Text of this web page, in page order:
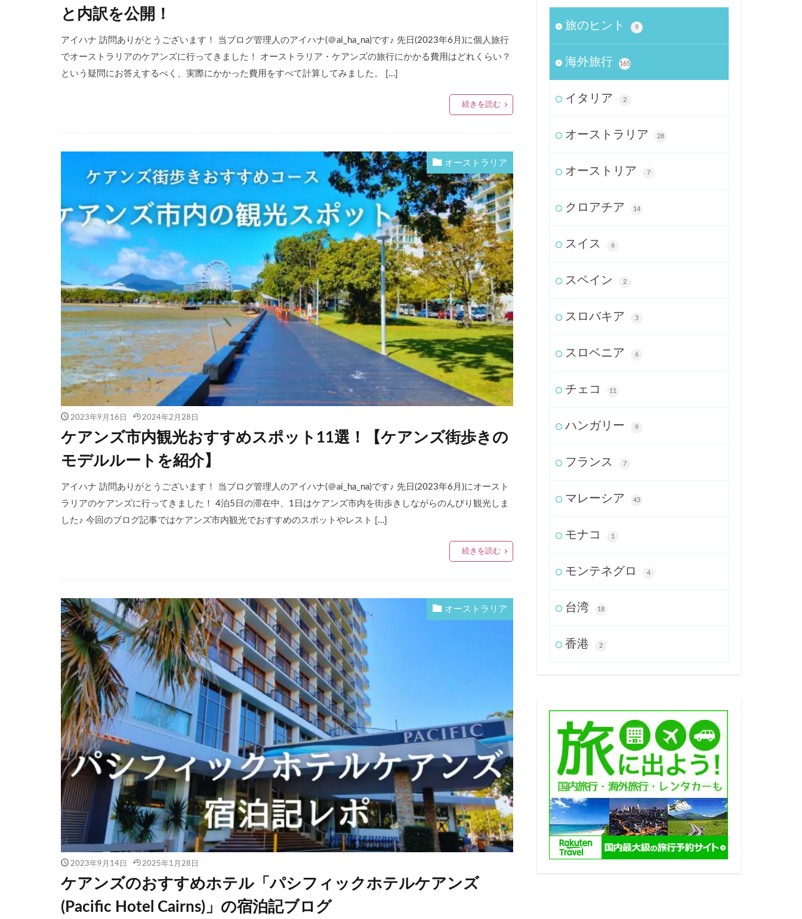
と内訳を公開！
アイハナ 訪問ありがとうございます！ 当ブログ管理人のアイハナ(＠ai_ha_na)です♪ 先日(2023年6月)に個人旅行
でオーストラリアのケアンズに行ってきました！ オーストラリア・ケアンズの旅行にかかる費用はどれくらい？
という疑問にお答えするべく、実際にかかった費用をすべて計算してみました。 […]
続きを読む
オーストラリア
2023年9月16日 2024年2月28日
ケアンズ市内観光おすすめスポット11選！【ケアンズ街歩きの
モデルルートを紹介】
アイハナ 訪問ありがとうございます！ 当ブログ管理人のアイハナ(＠ai_ha_na)です♪ 先日(2023年6月)にオースト
ラリアのケアンズに行ってきました！ 4泊5日の滞在中、1日はケアンズ市内を街歩きしながらのんびり観光しま
した♪ 今回のブログ記事ではケアンズ市内観光でおすすめのスポットやレスト […]
続きを読む
オーストラリア
2023年9月14日 2025年1月28日
ケアンズのおすすめホテル「パシフィックホテルケアンズ
(Pacific Hotel Cairns)」の宿泊記ブログ
旅のヒント 9
海外旅行 165
イタリア 2
オーストラリア 28
オーストリア 7
クロアチア 14
スイス 6
スペイン 2
スロバキア 3
スロベニア 6
チェコ 11
ハンガリー 9
フランス 7
マレーシア 43
モナコ 1
モンテネグロ 4
台湾 18
香港 2